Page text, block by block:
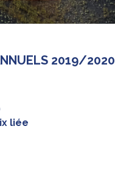
2019/2020
liée